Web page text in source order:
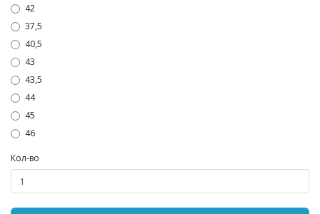
42
37,5
40,5
43
43,5
44
45
46
Кол-во